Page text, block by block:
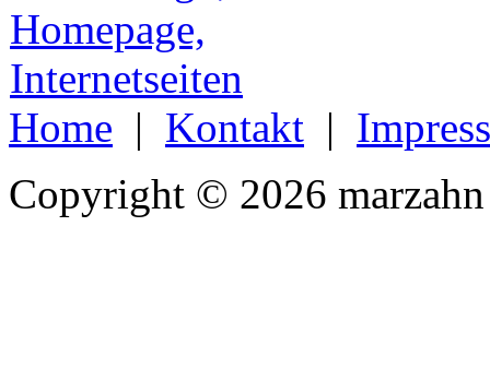
Home | Kontakt |
Copyright © 2026